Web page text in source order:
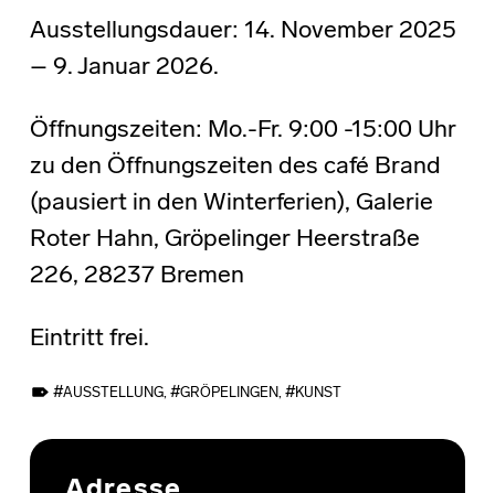
Ausstellungsdauer: 14. November 2025
– 9. Januar 2026.
Öffnungszeiten: Mo.-Fr. 9:00 -15:00 Uhr
zu den Öffnungszeiten des café Brand
(pausiert in den Winterferien), Galerie
Roter Hahn, Gröpelinger Heerstraße
226, 28237 Bremen
Eintritt frei.
AUSSTELLUNG, GRÖPELINGEN, KUNST
Skip back to main navigation